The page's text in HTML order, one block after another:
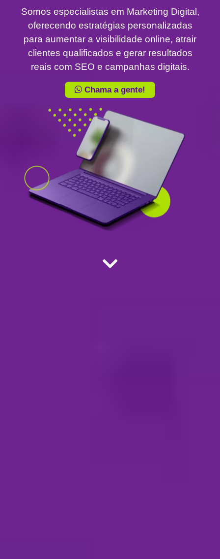
Somos especialistas em Marketing Digital,
oferecendo estratégias personalizadas
para aumentar a visibilidade online, atrair
clientes qualificados e gerar resultados
reais com SEO e campanhas digitais.
Chama a gente!